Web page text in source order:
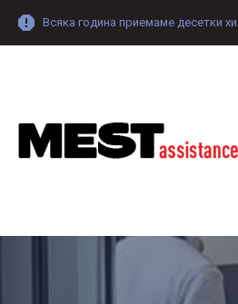
Всяка година приемаме десетки